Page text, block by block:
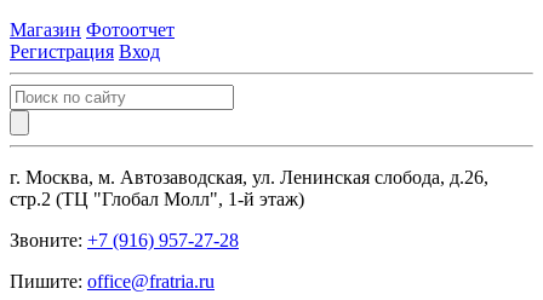
Магазин Фотоотчет
Регистрация Вход
г. Москва, м. Автозаводская, ул. Ленинская слобода, д.26,
стр.2 (ТЦ "Глобал Молл", 1-й этаж)
Звоните: +7 (916) 957-27-28
Пишите: office@fratria.ru